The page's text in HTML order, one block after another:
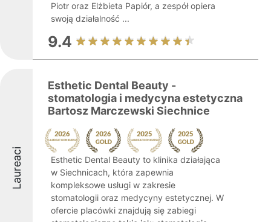
Piotr oraz Elżbieta Papiór, a zespół opiera
swoją działalność ...
9.4
Laureaci
Esthetic Dental Beauty -
stomatologia i medycyna estetyczna
Bartosz Marczewski Siechnice
Esthetic Dental Beauty to klinika działająca
w Siechnicach, która zapewnia
kompleksowe usługi w zakresie
stomatologii oraz medycyny estetycznej. W
ofercie placówki znajdują się zabiegi